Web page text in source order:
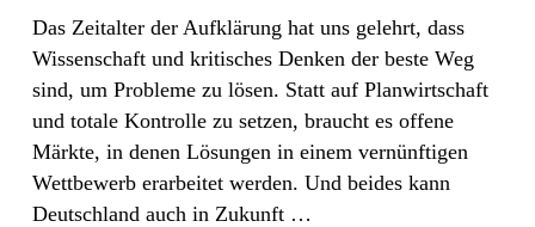
Das Zeitalter der Aufklärung hat uns gelehrt, dass
Wissenschaft und kritisches Denken der beste Weg
sind, um Probleme zu lösen. Statt auf Planwirtschaft
und totale Kontrolle zu setzen, braucht es offene
Märkte, in denen Lösungen in einem vernünftigen
Wettbewerb erarbeitet werden. Und beides kann
Deutschland auch in Zukunft …